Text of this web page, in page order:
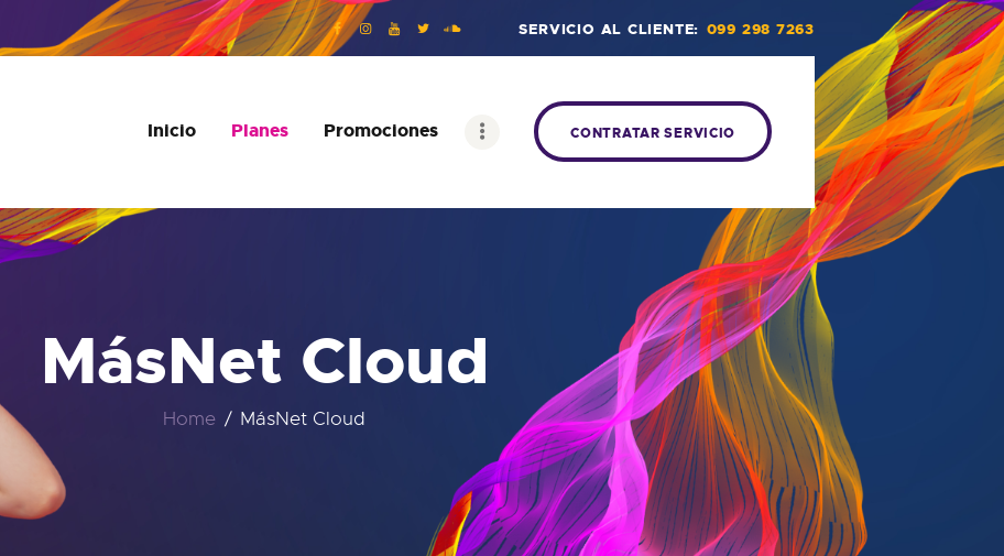
SERVICIO AL CLIENTE: 099 298 7263
Inicio Planes Promociones CONTRATAR SERVICIO
MásNet Cloud
Home MásNet Cloud
INICIO
PROMOCIONES
ATENCIÓN AL